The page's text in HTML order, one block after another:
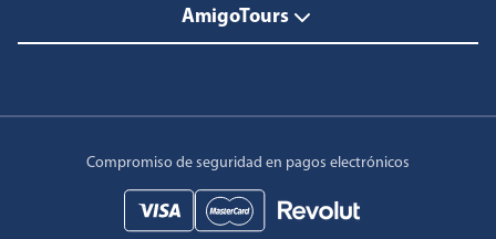
AmigoTours
Compromiso de seguridad en pagos electrónicos